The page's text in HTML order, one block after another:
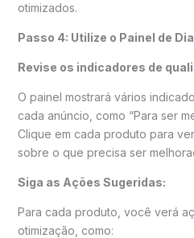
otimizados.
Passo 4: Utilize o Painel de
Revise os indicadores de
O painel mostrará vários
cada anúncio, como “Para ser
Clique em cada produto para
sobre o que precisa ser
Siga as Ações Sugeridas:
Para cada produto, você verá
otimização, como: